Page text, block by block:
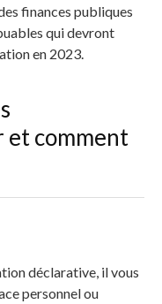
finances publiques
qui devront
en 2023.
et comment
déclarative, il vous
personnel ou